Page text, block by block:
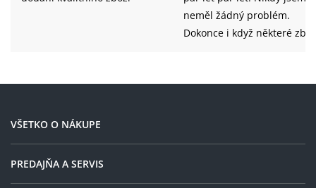
neměl žádný problém.
Dokonce i když některé
SPOKE hlásil že má
VŠETKO O NÁKUPE
PREDAJŇA A SERVIS